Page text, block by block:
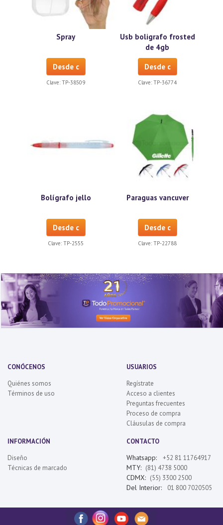
Spray
Desde c
Clave: TP-38509
Usb boligrafo frosted
de 4gb
Desde c
Clave: TP-36774
Bolígrafo jello
Desde c
Clave: TP-2555
Paraguas vancuver
Desde c
Clave: TP-22788
CONÓCENOS
Quiénes somos
Términos de uso
USUARIOS
Regístrate
Acceso a clientes
Preguntas frecuentes
Proceso de compra
Cláusulas de compra
INFORMACIÓN
Diseño
Técnicas de marcado
CONTACTO
Whatsapp: +52 81 11764917
MTY: (81) 4738 5000
CDMX: (55) 3300 2500
Del Interior: 01 800 7020505